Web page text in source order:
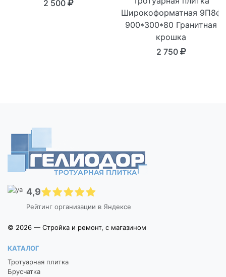
2 500
Широкоформатная 9П8ф
900*300*80 Гранитная
крошка
2 750
4,9
Рейтинг организации в Яндексе
© 2026 — Стройка и ремонт, с магазином
КАТАЛОГ
Тротуарная плитка
Брусчатка